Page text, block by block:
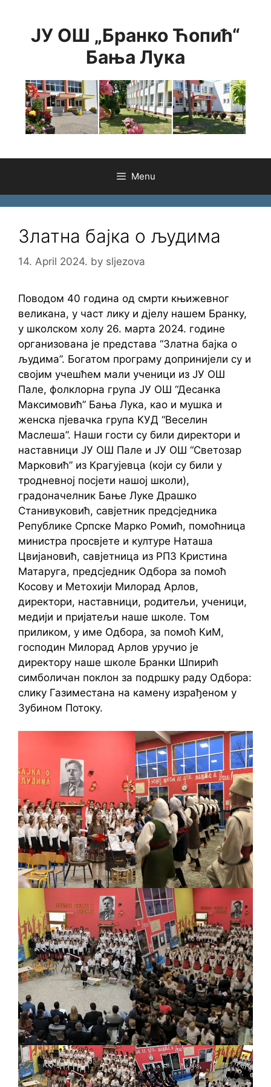
contentЈУ ОШ „Бранко Ћопић“
Бања Лука
Menu
Златна бајка о људима
14. April 2024. by sljezova
Поводом 40 година од смрти књижевног
великана, у част лику и дјелу нашем Бранку,
у школском холу 26. марта 2024. године
организована је представа “Златна бајка о
људима”. Богатом програму допринијели су и
својим учешћем мали ученици из ЈУ ОШ
Пале, фолклорна група ЈУ ОШ “Десанка
Максимовић” Бања Лука, као и мушка и
женска пјевачка група КУД “Веселин
Маслеша”. Наши гости су били директори и
наставници ЈУ ОШ Пале и ЈУ ОШ “Светозар
Марковић” из Крагујевца (који су били у
тродневној посјети нашој школи),
градоначелник Бање Луке Драшко
Станивуковић, савјетник предсједника
Републике Српске Марко Ромић, помоћница
министра просвјете и културе Наташа
Цвијановић, савјетница из РПЗ Кристина
Матаруга, предсједник Одбора за помоћ
Косову и Метохији Милорад Арлов,
директори, наставници, родитељи, ученици,
медији и пријатељи наше школе. Том
приликом, у име Одбора, за помоћ КиМ,
господин Милорад Арлов уручио је
директору наше школе Бранки Шпирић
симболичан поклон за подршку раду Одбора:
слику Газиместана на камену израђеном у
Зубином Потоку.